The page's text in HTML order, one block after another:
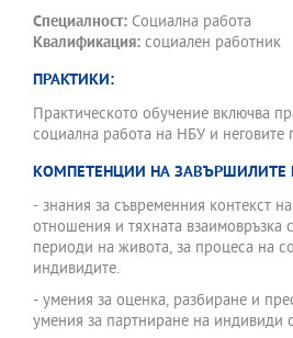
Специалност: Социална работа
Квалификация: социален работник
ПРАКТИКИ:
Практическото обучение включва
социална работа на НБУ и неговите
КОМПЕТЕНЦИИ НА ЗАВЪРШИЛИТЕ
- знания за съвременния контекст
отношения и тяхната взаимовръзка
периоди на живота, за процеса на
индивидите.
- умения за оценка, разбиране и
умения за партниране на индивиди